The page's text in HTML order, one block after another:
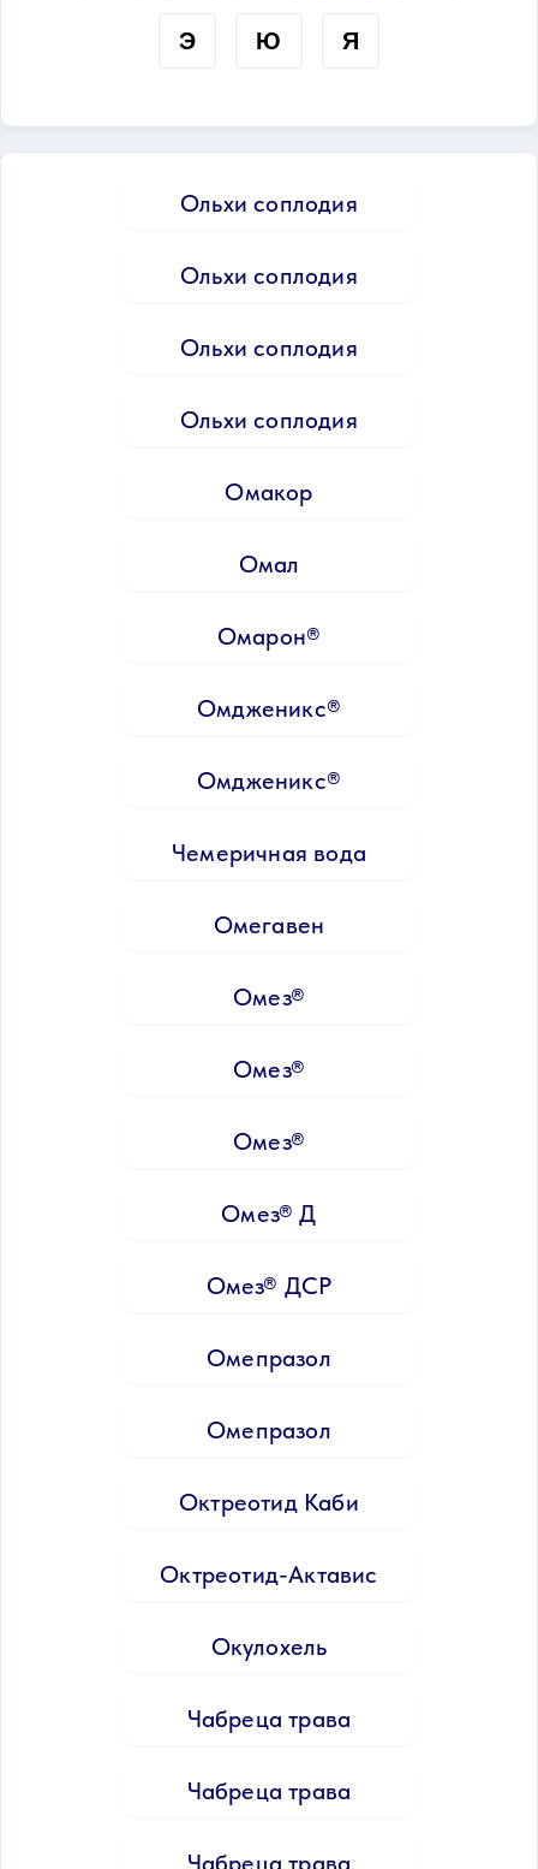
Э Ю Я
Ольхи соплодия
Ольхи соплодия
Ольхи соплодия
Ольхи соплодия
Омакор
Омал
Омарон®
Омдженикс®
Омдженикс®
Чемеричная вода
Омегавен
Омез®
Омез®
Омез®
Омез® Д
Омез® ДСР
Омепразол
Омепразол
Октреотид Каби
Октреотид-Актавис
Окулохель
Чабреца трава
Чабреца трава
Чабреца трава